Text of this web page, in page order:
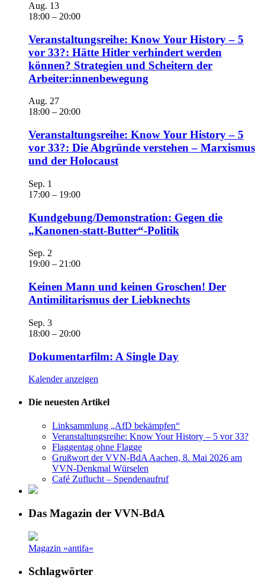
Aug. 13
18:00 – 20:00
Veranstaltungsreihe: Know Your History – 5
vor 33?: Hätte Hitler verhindert werden
können? Strategien und Scheitern der
Arbeiter:innenbewegung
Aug. 27
18:00 – 20:00
Veranstaltungsreihe: Know Your History – 5
vor 33?: Die Abgründe verstehen – Marxismus
und der Holocaust
Sep. 1
17:00 – 19:00
Kundgebung/Demonstration: Gegen die
„Kanonen-statt-Butter“-Politik
Sep. 2
19:00 – 21:00
Keinen Mann und keinen Groschen! Der
Antimilitarismus der Liebknechts
Sep. 3
18:00 – 20:00
Dokumentarfilm: A Single Day
Kalender anzeigen
Die neuesten Artikel
Linksammlung „AfD bekämpfen“
Veranstaltungsreihe: Know Your History – 5 vor 33?
Flaggentag ohne Flagge
Grußwort der VVN-BdA Aachen, 8. Mai 2026 am
VVN-Denkmal Würselen
Café Zuflucht – Spendenaufruf
Das Magazin der VVN-BdA
Magazin »antifa«
Schlagwörter